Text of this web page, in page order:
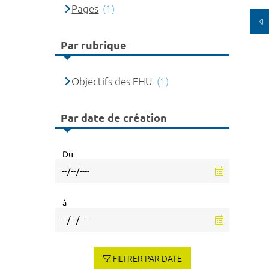
Pages (1)
Par rubrique
Objectifs des FHU (1)
Par date de création
Du
à
FILTRER PAR DATE